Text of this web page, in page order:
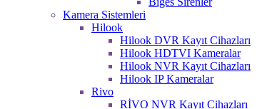
Kamera Sistemleri
Hilook
Hilook DVR Kayıt Cihazları
Hilook HDTVI Kameralar
Hilook NVR Kayıt Cihazları
Hilook IP Kameralar
Rivo
RİVO NVR Kayıt Cihazları